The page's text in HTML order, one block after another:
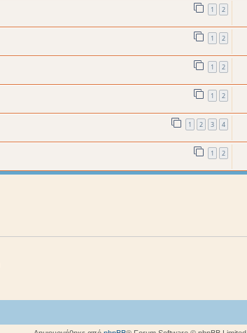
1 2
1 2
1 2
1 2
1 2 3 4
1 2